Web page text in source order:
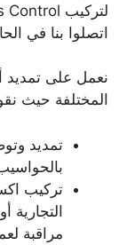
اتصلوا بنا في
نعمل على تمديد
المختلفة حيث
تمديد
تركيب
التجارية
مراقبة